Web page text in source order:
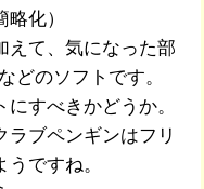
化）
えて、気になった部
どのソフトです。
すべきかどうか。
ラブペンギンはフリ
ですね。